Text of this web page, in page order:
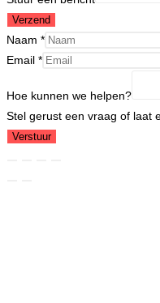
Verzend
Naam *
Hoe
Email
Email *
Hoe kunnen we helpen?
Stel gerust een vraag of laat
Verstuur